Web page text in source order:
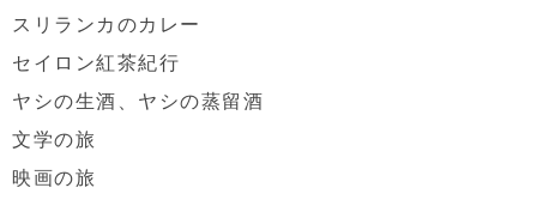
スリランカのカレー
セイロン紅茶紀行
ヤシの生酒、ヤシの蒸留酒
文学の旅
映画の旅